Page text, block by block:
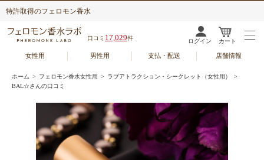
特許取得のフェロモン香水
口コミ 17,029件 ログイン カート
女性用 男性用 支払・配送 店舗情報
ホーム > フェロモン香水女性用 > ラブアトラクション・シークレット（女性用）
>
BAL☆さんの口コミ